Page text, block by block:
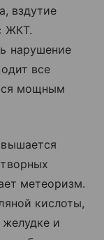
вздутие
ЖКТ.
нарушение
все
мощным
метеоризм.
кислоты,
желудке и